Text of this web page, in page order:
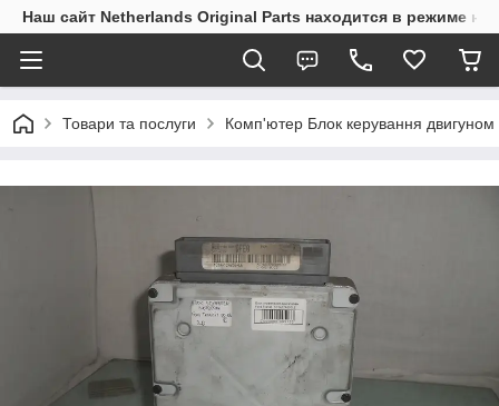
Наш сайт Netherlands Original Parts находится в режиме
Товари та послуги Комп'ютер Блок керування